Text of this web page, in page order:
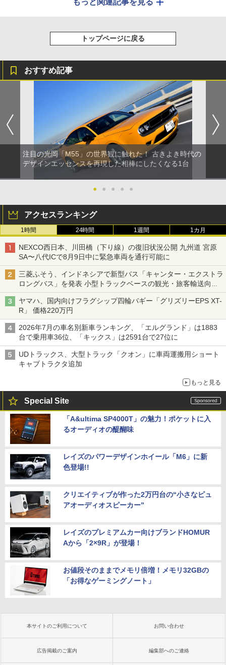
もっと関連記事を見る
トップページに戻る
おすすめ記事
注目の光岡「M55」の世界観に触れた！ 古きよき時代の
デザインエッセンスを再現した相棒にしたくなる1台
● ● ● ● ●
アクセスランキング
1時間 24時間 1週間 1カ月
NEXCO西日本、川田橋（下り線）の復旧状況公開 九州道 宮原
SA〜八代ICで8月9日中に緊急車両を通行可能に
三菱ふそう、インドネシアで新型バス「キャンター・エクストラ
ロングバス」を発表 小型トラックベースの観光・旅客輸送向け
バス
ヤマハ、国内向けフラグシップ四輪バギー「グリズリーEPS XT-
R」 価格220万円
2026年7月の車名別新車ランキング、「エルグランド」は1883
台で乗用車36位、「キックス」は2591台で27位に
UDトラックス、大型トラック「クオン」に車両運搬用ショート
キャブトラクタ追加
もっと見る
Special Site
「A&ultima SP4000T」の魅力！ポケットに入
るオーディオの醍醐味
レイズのパワーデザインホイール「M6」に新
色登場!!
クリエイティブが作った2万円台の“小さなピュ
アオーディオスピーカー”
レイズのプレミアムカー向けブランドHOMUR
Aから「2×9R」が登場！
お値段そのままでメモリ倍増！メモリ32GBの
「お得なゲーミングノート」
本サイトのご利用について お問い合わせ
広告掲載のご案内 編集部へのご連絡